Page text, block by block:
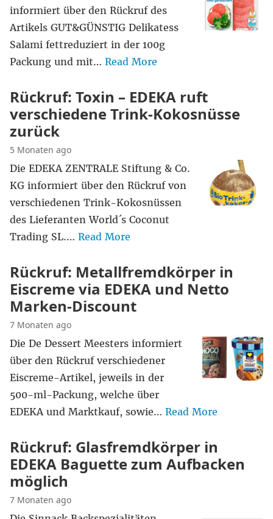
informiert über den Rückruf des
Artikels GUT&GÜNSTIG Delikatess
Salami fettreduziert in der 100g
Packung und mit… Read More
Rückruf: Toxin – EDEKA ruft
verschiedene Trink-Kokosnüsse
zurück
5 Monaten ago
Die EDEKA ZENTRALE Stiftung & Co.
KG informiert über den Rückruf von
verschiedenen Trink-Kokosnüssen
des Lieferanten World´s Coconut
Trading SL.… Read More
Rückruf: Metallfremdkörper in
Eiscreme via EDEKA und Netto
Marken-Discount
7 Monaten ago
Die De Dessert Meesters informiert
über den Rückruf verschiedener
Eiscreme-Artikel, jeweils in der
500-ml-Packung, welche über
EDEKA und Marktkauf, sowie… Read More
Rückruf: Glasfremdkörper in
EDEKA Baguette zum Aufbacken
möglich
7 Monaten ago